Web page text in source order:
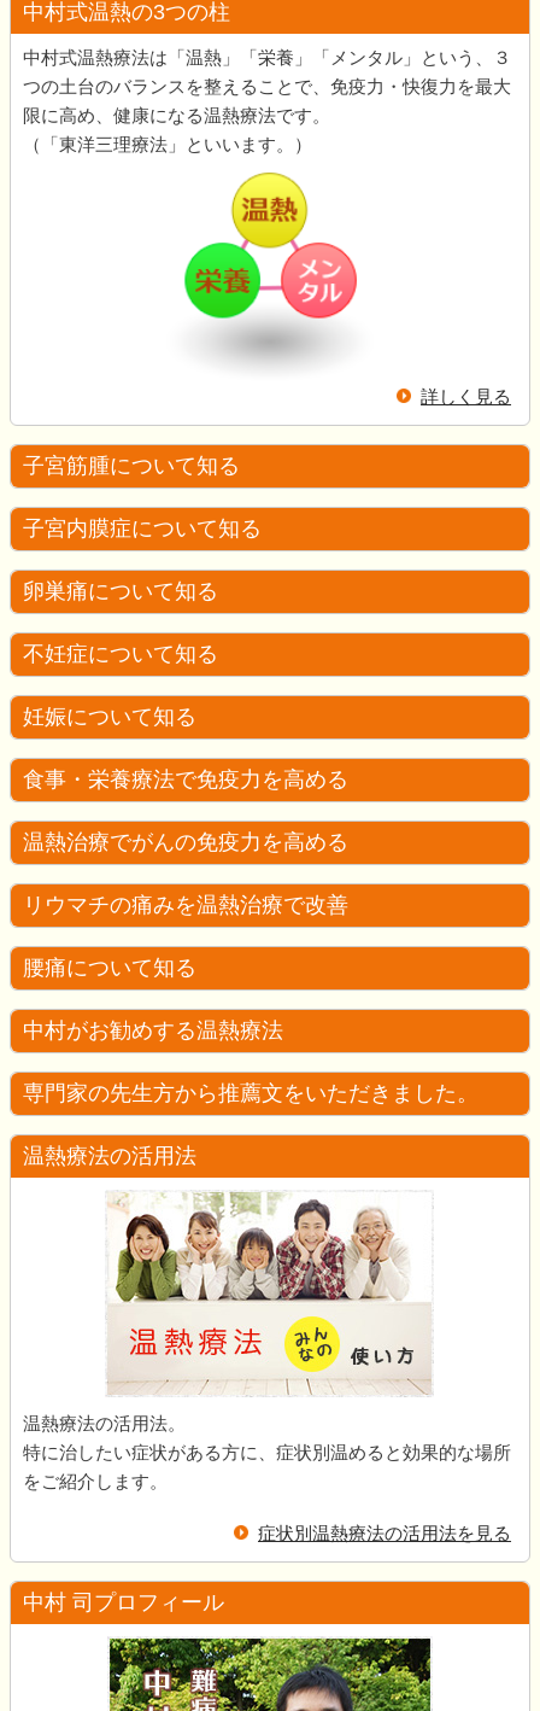
中村式温熱の3つの柱
中村式温熱療法は「温熱」「栄養」「メンタル」という、３
つの土台のバランスを整えることで、免疫力・快復力を最大
限に高め、健康になる温熱療法です。
（「東洋三理療法」といいます。）
詳しく見る
子宮筋腫について知る
子宮内膜症について知る
卵巣痛について知る
不妊症について知る
妊娠について知る
食事・栄養療法で免疫力を高める
温熱治療でがんの免疫力を高める
リウマチの痛みを温熱治療で改善
腰痛について知る
中村がお勧めする温熱療法
専門家の先生方から推薦文をいただきました。
温熱療法の活用法
温熱療法の活用法。
特に治したい症状がある方に、症状別温めると効果的な場所
をご紹介します。
症状別温熱療法の活用法を見る
中村 司プロフィール